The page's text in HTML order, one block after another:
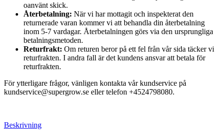
oanvänt skick.
Återbetalning: När vi har mottagit och inspekterat den
returnerade varan kommer vi att behandla din återbetalning
inom 5-7 vardagar. Återbetalningen görs via den ursprungliga
betalningsmetoden.
Returfrakt: Om returen beror på ett fel från vår sida täcker vi
returfrakten. I andra fall är det kundens ansvar att betala för
returfrakten.
För ytterligare frågor, vänligen kontakta vår kundservice på
kundservice@supergrow.se eller telefon +4524798080.
Beskrivning